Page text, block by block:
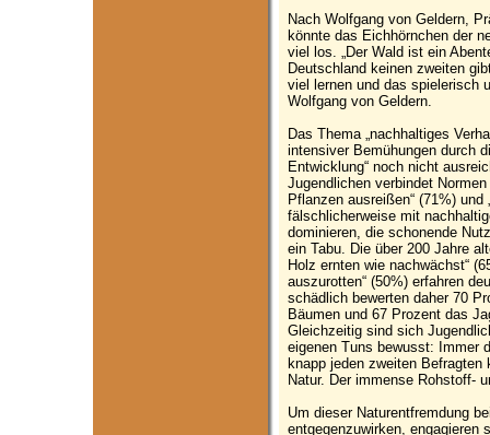
Nach Wolfgang von Geldern,
könnte das Eichhörnchen der
viel los. „Der Wald ist ein
Deutschland keinen zweiten
viel lernen und das spielerisch
Wolfgang von Geldern.
Das Thema „nachhaltiges
intensiver Bemühungen durch
Entwicklung“ noch nicht
Jugendlichen verbindet
Pflanzen ausreißen“ (71%) und
fälschlicherweise mit
dominieren, die schonende
ein Tabu. Die über 200 Jahre
Holz ernten wie nachwächst“
auszurotten“ (50%) erfahren
schädlich bewerten daher 70
Bäumen und 67 Prozent das
Gleichzeitig sind sich
eigenen Tuns bewusst: Immer
knapp jeden zweiten Befragten
Natur. Der immense Rohstoff-
Um dieser Naturentfremdung
entgegenzuwirken, engagieren